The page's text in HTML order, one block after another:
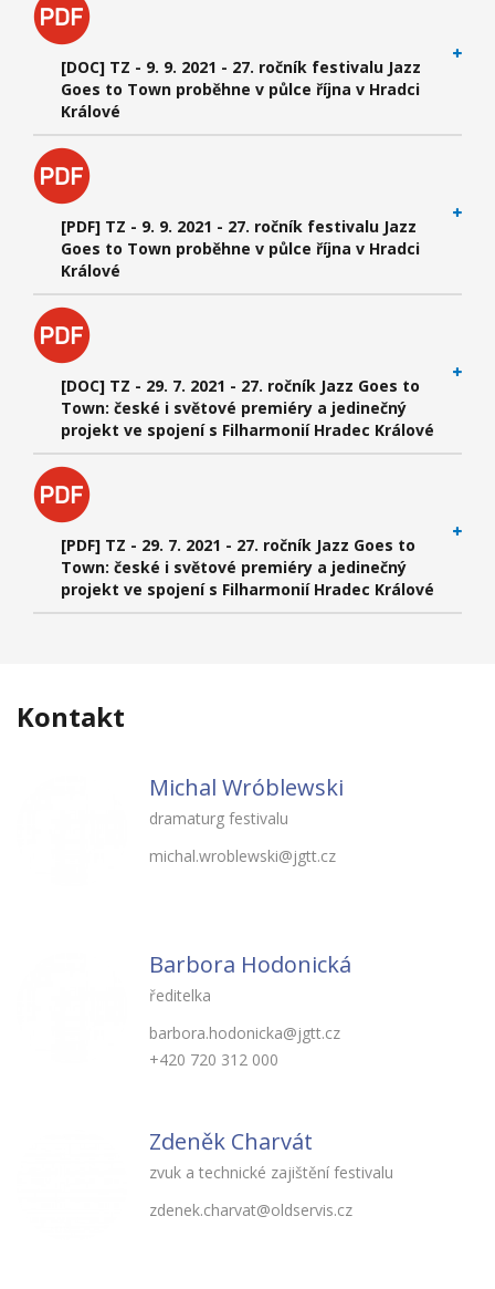
[DOC] TZ - 9. 9. 2021 - 27. ročník festivalu Jazz
Goes to Town proběhne v půlce října v Hradci
Králové
[PDF] TZ - 9. 9. 2021 - 27. ročník festivalu Jazz
Goes to Town proběhne v půlce října v Hradci
Králové
[DOC] TZ - 29. 7. 2021 - 27. ročník Jazz Goes to
Town: české i světové premiéry a jedinečný
projekt ve spojení s Filharmonií Hradec Králové
[PDF] TZ - 29. 7. 2021 - 27. ročník Jazz Goes to
Town: české i světové premiéry a jedinečný
projekt ve spojení s Filharmonií Hradec Králové
Kontakt
Michal Wróblewski
dramaturg festivalu
michal.wroblewski@jgtt.cz
Barbora Hodonická
ředitelka
barbora.hodonicka@jgtt.cz
+420 720 312 000
Zdeněk Charvát
zvuk a technické zajištění festivalu
zdenek.charvat@oldservis.cz